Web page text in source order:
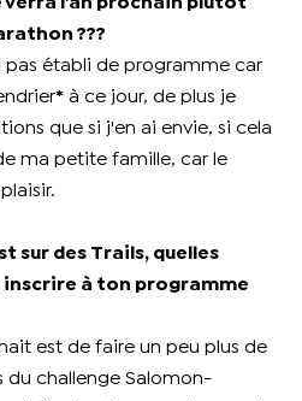
verra l'an prochain plutôt
???
pas établi de programme car
* à ce jour, de plus je
que si j'en ai envie, si cela
ma petite famille, car le
sur des Trails, quelles
inscrire à ton programme
est de faire un peu plus de
du challenge Salomon-